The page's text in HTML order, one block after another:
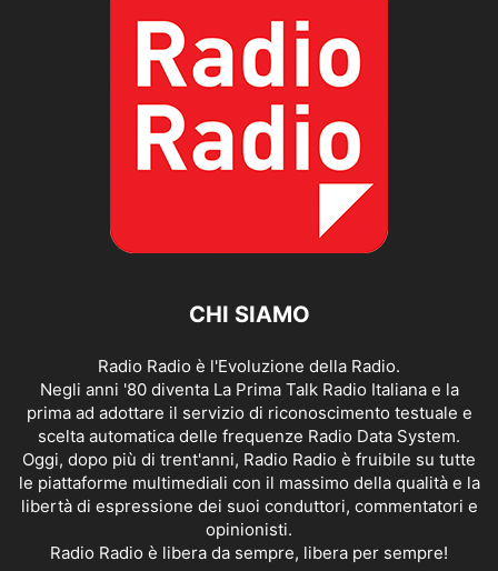
CHI SIAMO
Radio Radio è l'Evoluzione della Radio.
Negli anni '80 diventa La Prima Talk Radio Italiana e la
prima ad adottare il servizio di riconoscimento testuale e
scelta automatica delle frequenze Radio Data System.
Oggi, dopo più di trent'anni, Radio Radio è fruibile su tutte
le piattaforme multimediali con il massimo della qualità e la
libertà di espressione dei suoi conduttori, commentatori e
opinionisti.
Radio Radio è libera da sempre, libera per sempre!